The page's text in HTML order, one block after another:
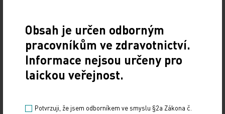
roce 2008 to bylo 20,6 útoku připadajících na jednu
nemocnici ročně.
Pětadvacetiletý doktor Wang na riziko napadení,
zdá se, rezignoval. "Dříve nebo později to přijít
Profesi, která mu byla vlastně vnucena, přijal a
Obsah je určen odborným
pracovníkům ve zdravotnictví.
Informace nejsou určeny pro
laickou veřejnost.
Potvrzuji, že jsem odborníkem ve smyslu §2a Zákona č.